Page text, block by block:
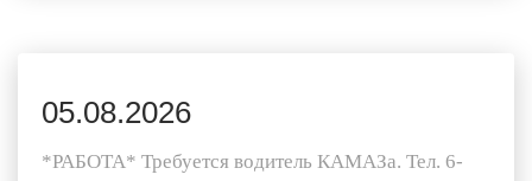
05.08.2026
*РАБОТА* Требуется водитель КАМАЗа. Тел. 6-